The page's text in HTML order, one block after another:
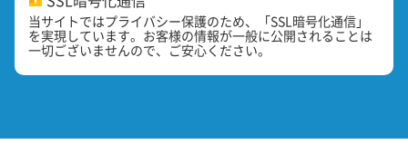
当サイトではプライバシー保護のため、「SSL暗号化通信」
を実現しています。お客様の情報が一般に公開されることは
一切ございませんので、ご安心ください。